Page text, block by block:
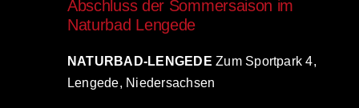
Abschluss der Sommersaison im
Naturbad Lengede
NATURBAD-LENGEDEZum Sportpark 4,
Lengede, Niedersachsen